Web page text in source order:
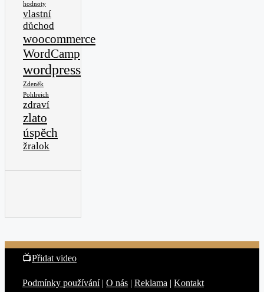
hodnoty
vlastní
důchod
woocommerce
WordCamp
wordpress
Zdeněk
Pohlreich
zdraví
zlato
úspěch
žralok
📺Přidat video
Podmínky používání| O nás | Reklama | Kontakt